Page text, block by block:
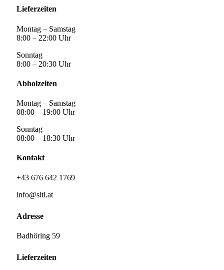
Lieferzeiten
Montag – Samstag
8:00 – 22:00 Uhr
Sonntag
8:00 – 20:30 Uhr
Abholzeiten
Montag – Samstag
08:00 – 19:00 Uhr
Sonntag
08:00 – 18:30 Uhr
Kontakt
+43 676 642 1769
info@sitl.at
Adresse
Badhöring 59
Lieferzeiten